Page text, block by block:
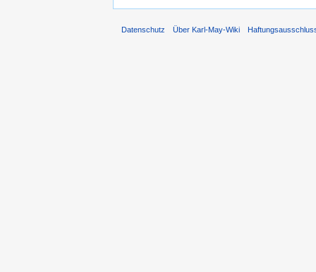
Datenschutz Über Karl-May-Wiki